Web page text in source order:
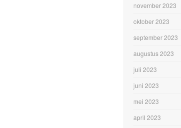
november 2023
oktober 2023
september 2023
augustus 2023
juli 2023
juni 2023
mei 2023
april 2023